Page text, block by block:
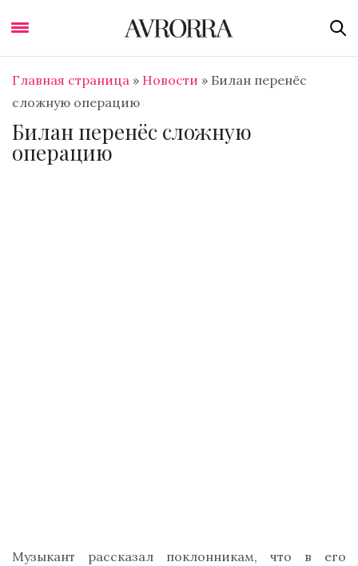
Главная страница » Новости » Билан перенёс
сложную операцию
Билан перенёс сложную
операцию
Музыкант рассказал поклонникам, что в его